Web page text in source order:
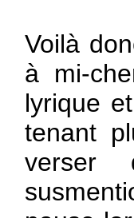
Voilà
à mi-
lyrique
tenant
verser